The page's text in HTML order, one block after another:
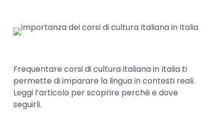
Frequentare corsi di cultura italiana in Italia ti
permette di imparare la lingua in contesti reali.
Leggi l’articolo per scoprire perché e dove
seguirli.